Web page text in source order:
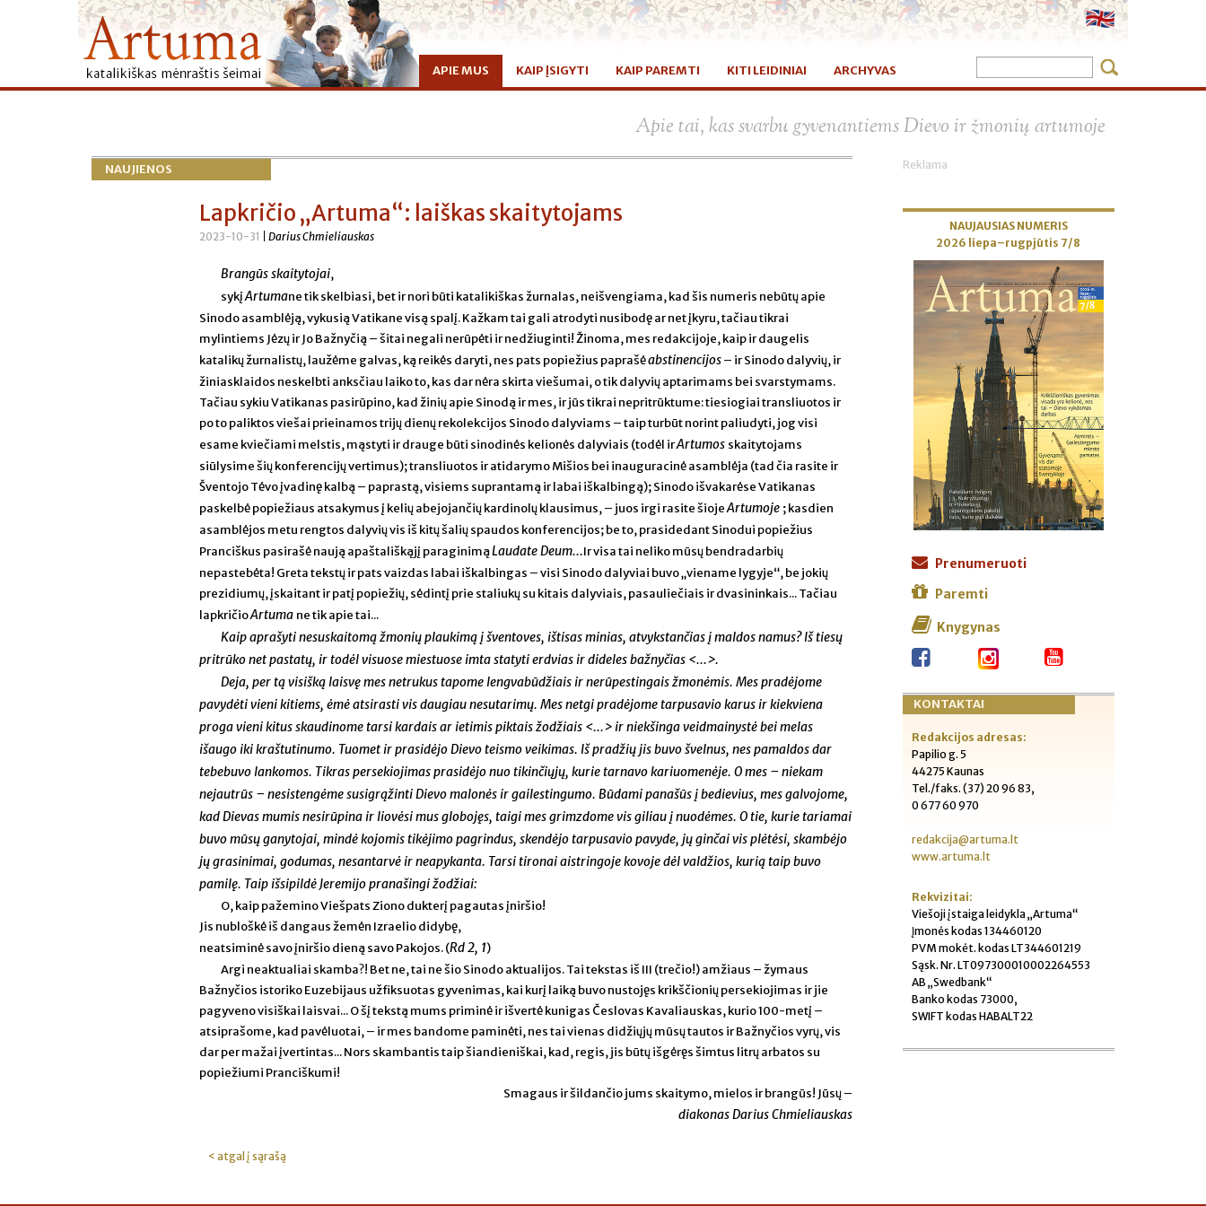
APIE MUS KAIP ĮSIGYTI KAIP PAREMTI KITI LEIDINIAI ARCHYVAS
Apie tai, kas svarbu gyvenantiems Dievo ir žmonių artumoje
NAUJIENOS
Lapkričio „Artuma“: laiškas skaitytojams
2023-10-31 | Darius Chmieliauskas
Brangūs skaitytojai,
sykįArtumane tik skelbiasi, bet ir nori būti katalikiškas žurnalas, neišvengiama, kad šis numeris nebūtų apie
Sinodo asamblėją, vykusią Vatikane visą spalį. Kažkam tai gali atrodyti nusibodę ar net įkyru, tačiau tikrai
mylintiems Jėzų ir Jo Bažnyčią – šitai negali nerūpėti ir nedžiuginti! Žinoma, mes redakcijoje, kaip ir daugelis
katalikų žurnalistų, laužėme galvas, ką reikės daryti, nes pats popiežius paprašėabstinencijos– ir Sinodo dalyvių, ir
žiniasklaidos neskelbti anksčiau laiko to, kas dar nėra skirta viešumai, o tik dalyvių aptarimams bei svarstymams.
Tačiau sykiu Vatikanas pasirūpino, kad žinių apie Sinodą ir mes, ir jūs tikrai nepritrūktume: tiesiogiai transliuotos ir
po to paliktos viešai prieinamos trijų dienų rekolekcijos Sinodo dalyviams – taip turbūt norint paliudyti, jog visi
esame kviečiami melstis, mąstyti ir drauge būti sinodinės kelionės dalyviais (todėl irArtumos skaitytojams
siūlysime šių konferencijų vertimus); transliuotos ir atidarymo Mišios bei inauguracinė asamblėja (tad čia rasite ir
Šventojo Tėvo įvadinę kalbą – paprastą, visiems suprantamą ir labai iškalbingą); Sinodo išvakarėse Vatikanas
paskelbė popiežiaus atsakymus į kelių abejojančių kardinolų klausimus, – juos irgi rasite šiojeArtumoje ; kasdien
asamblėjos metu rengtos dalyvių vis iš kitų šalių spaudos konferencijos; be to, prasidedant Sinodui popiežius
Pranciškus pasirašė naują apaštališkąjį paraginimąLaudate Deum...Ir visa tai neliko mūsų bendradarbių
nepastebėta! Greta tekstų ir pats vaizdas labai iškalbingas – visi Sinodo dalyviai buvo „viename lygyje“, be jokių
prezidiumų, įskaitant ir patį popiežių, sėdintį prie staliukų su kitais dalyviais, pasauliečiais ir dvasininkais... Tačiau
lapkričioArtuma ne tik apie tai...
Kaip aprašyti nesuskaitomą žmonių plaukimą į šventoves, ištisas minias, atvykstančias į maldos namus? Iš tiesų
pritrūko net pastatų, ir todėl visuose miestuose imta statyti erdvias ir dideles bažnyčias <...>.
Deja, per tą visišką laisvę mes netrukus tapome lengvabūdžiais ir nerūpestingais žmonėmis. Mes pradėjome
pavydėti vieni kitiems, ėmė atsirasti vis daugiau nesutarimų. Mes netgi pradėjome tarpusavio karus ir kiekviena
proga vieni kitus skaudinome tarsi kardais ar ietimis piktais žodžiais <...> ir niekšinga veidmainystė bei melas
išaugo iki kraštutinumo. Tuomet ir prasidėjo Dievo teismo veikimas. Iš pradžių jis buvo švelnus, nes pamaldos dar
tebebuvo lankomos. Tikras persekiojimas prasidėjo nuo tikinčiųjų, kurie tarnavo kariuomenėje. O mes – niekam
nejautrūs – nesistengėme susigrąžinti Dievo malonės ir gailestingumo. Būdami panašūs į bedievius, mes galvojome,
kad Dievas mumis nesirūpina ir liovėsi mus globojęs, taigi mes grimzdome vis giliau į nuodėmes. O tie, kurie tariamai
buvo mūsų ganytojai, mindė kojomis tikėjimo pagrindus, skendėjo tarpusavio pavyde, jų ginčai vis plėtėsi, skambėjo
jų grasinimai, godumas, nesantarvė ir neapykanta. Tarsi tironai aistringoje kovoje dėl valdžios, kurią taip buvo
pamilę. Taip išsipildė Jeremijo pranašingi žodžiai:
O, kaip pažemino Viešpats Ziono dukterį pagautas įniršio!
Jis nubloškė iš dangaus žemėn Izraelio didybę,
neatsiminė savo įniršio dieną savo Pakojos. (Rd 2, 1)
Argi neaktualiai skamba?! Bet ne, tai ne šio Sinodo aktualijos. Tai tekstas iš III (trečio!) amžiaus – žymaus
Bažnyčios istoriko Euzebijaus užfiksuotas gyvenimas, kai kurį laiką buvo nustojęs krikščionių persekiojimas ir jie
pagyveno visiškai laisvai... O šį tekstą mums priminė ir išvertė kunigas Česlovas Kavaliauskas, kurio 100-metį –
atsiprašome, kad pavėluotai, – ir mes bandome paminėti, nes tai vienas didžiųjų mūsų tautos ir Bažnyčios vyrų, vis
dar per mažai įvertintas... Nors skambantis taip šiandieniškai, kad, regis, jis būtų išgėręs šimtus litrų arbatos su
popiežiumi Pranciškumi!
Smagaus ir šildančio jums skaitymo, mielos ir brangūs! Jūsų –
diakonas Darius Chmieliauskas
< atgal į sąrašą
Reklama
NAUJAUSIAS NUMERIS
2026 liepa–rugpjūtis 7/8
Prenumeruoti
Paremti
Knygynas
KONTAKTAI
Redakcijos adresas:
Papilio g. 5
44275 Kaunas
Tel./faks. (37) 20 96 83,
0 677 60 970
redakcija@artuma.lt
www.artuma.lt
Rekvizitai:
Viešoji įstaiga leidykla „Artuma“
Įmonės kodas 134460120
PVM mokėt. kodas LT344601219
Sąsk. Nr. LT097300010002264553
AB „Swedbank“
Banko kodas 73000,
SWIFT kodas HABALT22